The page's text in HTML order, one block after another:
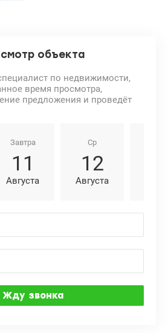
объекта
по недвижимости,
время просмотра,
предложения и проведёт
Завтра
11
Августа
Ср
12
Августа